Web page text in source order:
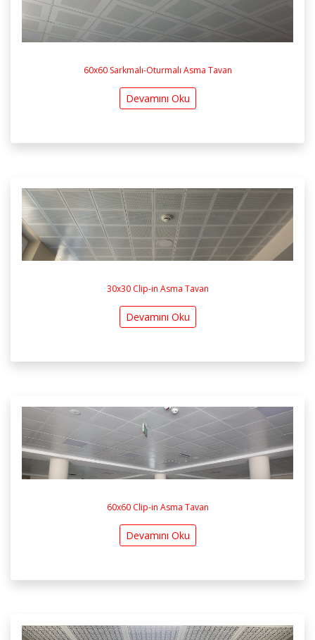
60x60 Sarkmalı-Oturmalı Asma Tavan
Devamını Oku
30x30 Clip-in Asma Tavan
Devamını Oku
60x60 Clip-in Asma Tavan
Devamını Oku